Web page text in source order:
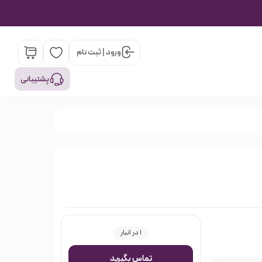
ورود | ثبت نام
پشتیبانی
1 در انبار
تماس بگیرید